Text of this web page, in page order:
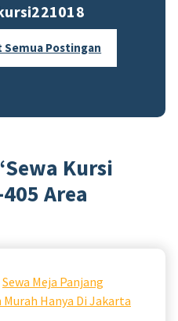
Semua Postingan
Sewa Kursi
Area
Sewa Meja Panjang
Murah Hanya Di Jakarta